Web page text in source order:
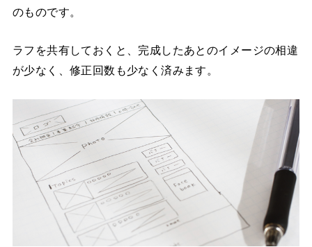
のものです。
ラフを共有しておくと、完成したあとのイメージの相違
が少なく、修正回数も少なく済みます。